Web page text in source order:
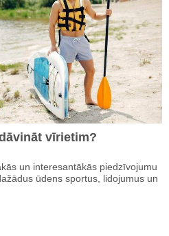
vīrietim?
un interesantākās piedzīvojumu
ūdens sportus, lidojumus un